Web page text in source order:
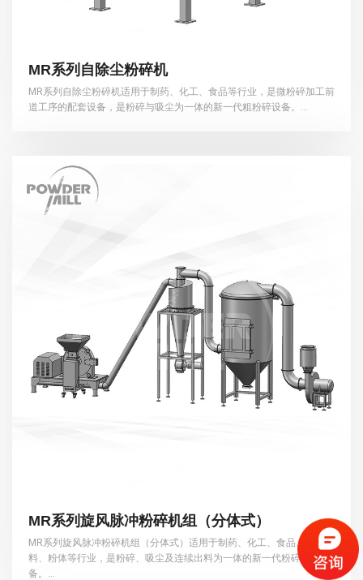
MR系列自除尘粉碎机
MR系列自除尘粉碎机适用于制药、化工、食品等行业，是微粉碎加工前
道工序的配套设备，是粉碎与吸尘为一体的新一代粗粉碎设备。...
MR系列旋风脉冲粉碎机组（分体式）
MR系列旋风脉冲粉碎机组（分体式）适用于制药、化工、食品、磁性材
料、粉体等行业，是粉碎、吸尘及连续出料为一体的新一代粉碎设
备。...